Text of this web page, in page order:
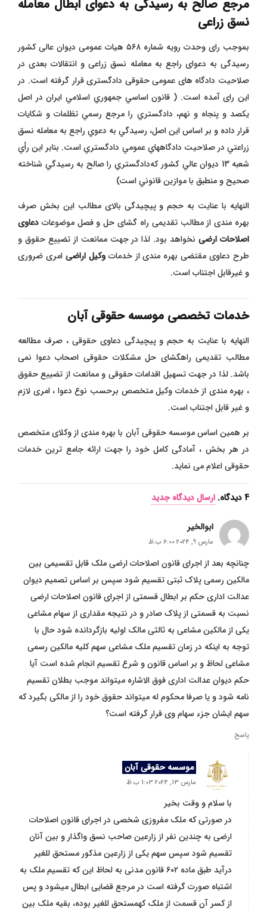
مرجع صالح به رسیدگی به دعوای ابطال معامله
نسق زراعی
بموجب رای وحدت رویه شماره ۵۶۸ هیات عمومی دیوان عالی کشور
رسیدگی به دعوای راجع به معامله نسق زراعی و انتقالات بعدی در
صلاحیت دادگاه های عمومی حقوقی دادگستری قرار گرفته است. در
این رای آمده است. ( قانون اساسي جمهوري اسلامي ايران در اصل
يكصد و پنجاه و نهم، دادگستري را مرجع رسمي تظلمات و شكايات
قرار داده و بر اساس اين اصل،‌ رسيدگي به دعوي راجع به معامله نسق
زراعتي در صلاحيت دادگاههاي عمومي دادگستري است. بنابر اين رأي
شعبه 13 ديوان عالي كشور كه‌دادگستري را صالح به رسيدگي شناخته
صحيح و منطبق با موازين قانوني است)
النهایه با عنایت به حجم و پیچیدگی بالای مطالب این بخش صرف
بهره مندی از مطالب تقدیمی راه گشای حل و فصل موضوعات دعاوی
اصلاحات ارضینخواهد بود. لذا در جهت ممانعت از تضییع حقوق و
طرح دعاوی مقتضی بهره مندی از خدماتوکیل اراضی امری ضروری
و غیرقابل اجتناب است.
خدمات تخصصی موسسه حقوقی آبان
النهایه با عنایت به حجم و پیچیدگی دعاوی حقوقی ، صرف مطالعه
مطالب تقدیمی راهگشای حل مشکلات حقوقی اصحاب دعوا نمی
باشد. لذا در جهت تسهیل اقدامات حقوقی و ممانعت از تضییع حقوق
، بهره مندی از خدمات وکیل متخصص برحسب نوع دعوا ، امری لازم
و غیر قابل اجتناب است.
بر همین اساس موسسه حقوقی آبان با بهره مندی از وکلای متخصص
در هر بخش ، آمادگی کامل خود را جهت ارائه جامع ترین خدمات
حقوقی اعلام می نماید.
4دیدگاه. ارسال دیدگاه جدید
ابوالخیر
مارس 9, 2024 6:00 ب.ظ
چنانچه بعد از اجرای قانون اصلاحات ارضی ملک قابل تقسیمی بین
مالکین رسمی پلاک ثبتی تقسیم شود سپس بر اساس تصمیم دیوان
عدالت اداری حکم بر ابطال قسمتی از اجرای قانون اصلاحات ارضی
نسبت به قسمتی از پلاک صادر و در نتیجه مقداری از سهام مشاعی
یکی از مالکین مشاعی به ثالثی مالک اولیه بازگردانده شود حال با
توجه به اینکه در زمان تقسیم ملک مشاعی سهم کلیه مالکین رسمی
مشاعی لحاظ و بر اساس قانون و شرع تقسیم انجام شده است آیا
حکم دیوان عدالت اداری فوق الاشاره میتواند موجب بطلان تقسیم
نامه شود و یا صرفا محکوم له میتواند حقوق خود را از مالکی بگیرد که
سهم ایشان جزء سهام وی قرار گرفته است؟
پاسخ
موسسه حقوقی آبان
مارس 13, 2024 1:03 ب.ظ
با سلام و وقت بخیر
در صورتی که ملک مفروزی شخصی در اجرای قانون اصلاحات
ارضی به چندین نفر از زارعين صاحب نسق واگذار و بین آنان
تقسیم شود سپس سهم یکی از زارعین مذکور مستحق للغير
درآید طبق ماده ۶۰۲ قانون مدنی به لحاظ این که تقسیم ملک به
اشتباه صورت گرفته است در مرجع قضایی ابطال میشود و پس
از کسر آن قسمت از ملک کهمستحق للغير بوده، بقیه ملک بین